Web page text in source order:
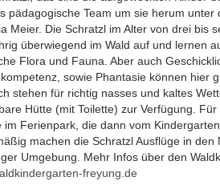
pädagogische Team um sie herum
Meier. Die Schratzl im Alter von drei bis
überwiegend im Wald auf und lernen
Flora und Fauna. Aber auch
sowie Phantasie können hier
stehen für richtig nasses und kaltes
Hütte (mit Toilette) zur Verfügung.
im Ferienpark, die dann vom
machen die Schratzl Ausflüge in
Umgebung. Mehr Infos über den
freyung.de